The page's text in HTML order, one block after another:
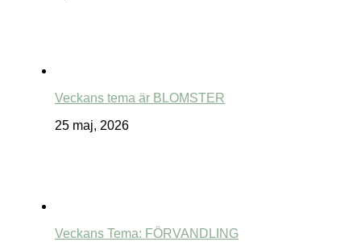
Veckans tema är BLOMSTER
25 maj, 2026
Veckans Tema: FÖRVANDLING